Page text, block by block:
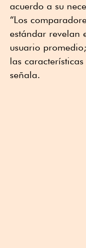
acuerdo a su
“Los
estándar revelan
usuario
las
señala.